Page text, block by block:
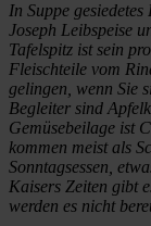
In Suppe
Joseph Leibspeise
Tafelspitz ist sein
Fleischteile vom
gelingen, wenn Sie
Begleiter sind
Gemüsebeilage ist
kommen meist als
Sonntagsessen,
Kaisers Zeiten gibt
werden es nicht